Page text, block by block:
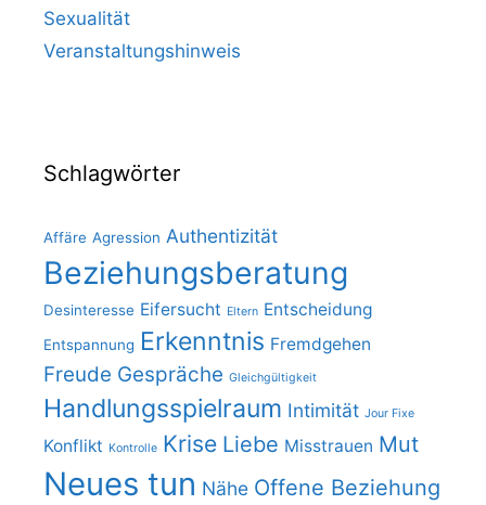
Sexualität
Veranstaltungshinweis
Schlagwörter
Affäre Agression Authentizität
Beziehungsberatung
Desinteresse Eifersucht Eltern Entscheidung
Entspannung Erkenntnis Fremdgehen
Freude Gespräche Gleichgültigkeit
Handlungsspielraum Intimität Jour Fixe
Konflikt Kontrolle Krise Liebe Misstrauen Mut
Neues tun Nähe Offene Beziehung